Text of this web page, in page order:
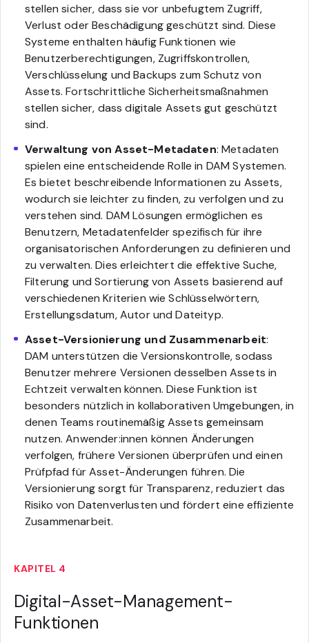
stellen sicher, dass sie vor unbefugtem Zugriff,
Verlust oder Beschädigung geschützt sind. Diese
Systeme enthalten häufig Funktionen wie
Benutzerberechtigungen, Zugriffskontrollen,
Verschlüsselung und Backups zum Schutz von
Assets. Fortschrittliche Sicherheitsmaßnahmen
stellen sicher, dass digitale Assets gut geschützt
sind.
Verwaltung von Asset-Metadaten: Metadaten
spielen eine entscheidende Rolle in DAM Systemen.
Es bietet beschreibende Informationen zu Assets,
wodurch sie leichter zu finden, zu verfolgen und zu
verstehen sind. DAM Lösungen ermöglichen es
Benutzern, Metadatenfelder spezifisch für ihre
organisatorischen Anforderungen zu definieren und
zu verwalten. Dies erleichtert die effektive Suche,
Filterung und Sortierung von Assets basierend auf
verschiedenen Kriterien wie Schlüsselwörtern,
Erstellungsdatum, Autor und Dateityp.
Asset-Versionierung und Zusammenarbeit:
DAM unterstützen die Versionskontrolle, sodass
Benutzer mehrere Versionen desselben Assets in
Echtzeit verwalten können. Diese Funktion ist
besonders nützlich in kollaborativen Umgebungen, in
denen Teams routinemäßig Assets gemeinsam
nutzen. Anwender:innen können Änderungen
verfolgen, frühere Versionen überprüfen und einen
Prüfpfad für Asset-Änderungen führen. Die
Versionierung sorgt für Transparenz, reduziert das
Risiko von Datenverlusten und fördert eine effiziente
Zusammenarbeit.
KAPITEL 4
Digital-Asset-Management-
Funktionen